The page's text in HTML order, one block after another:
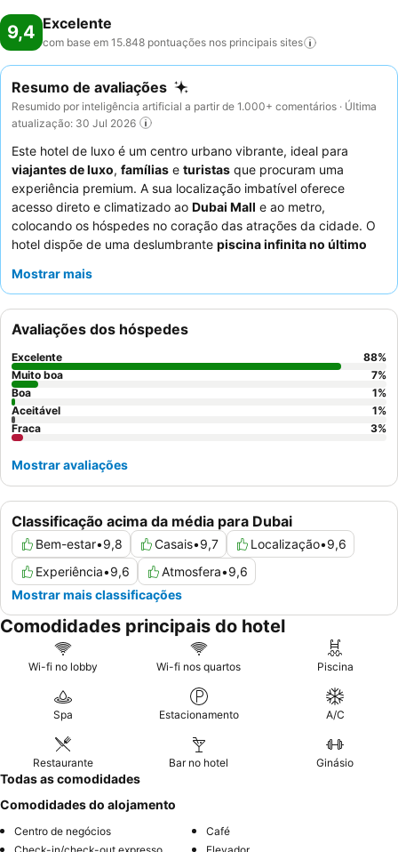
9,4 Excelente
com base em 15.848 pontuações nos principais sites
Resumo de avaliações
Resumido por inteligência artificial a partir de 1.000+ comentários · Última
atualização: 30 Jul 2026
Este hotel de luxo é um centro urbano vibrante, ideal para
viajantes de luxo, famílias e turistas que procuram uma
experiência premium. A sua localização imbatível oferece
acesso direto e climatizado ao Dubai Mall e ao metro,
colocando os hóspedes no coração das atrações da cidade. O
hotel dispõe de uma deslumbrante piscina infinita no último
complementada por um Qix Kids Club dedicado aos hóspedes
funcionários excecionais e o
diversificado e de alta qualidade. Para uma estadia melhorada,
considere reservar um quarto com
inigualáveis do Burj Khalifa.
Mostrar mais
Classificação acima da média para Dubai
Bem-estar•9,8 Casais•9,7 Localização•9,6
Experiência•9,6 Atmosfera•9,6
Mostrar mais classificações
Avaliações dos hóspedes
Excelente 88%
Muito boa
7%
Boa
1%
Aceitável
1%
Fraca
3%
Mostrar avaliações
Comodidades principais do hotel
Wi-fi no lobby Wi-fi nos quartos Piscina
Spa Estacionamento A/C
Restaurante Bar no hotel Ginásio
Todas as comodidades
Comodidades do alojamento
Centro de negócios
Café